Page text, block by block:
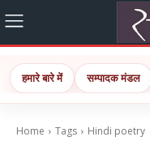
हमारे बारे में सम्पादक मंडल
Home Tags Hindi poetry